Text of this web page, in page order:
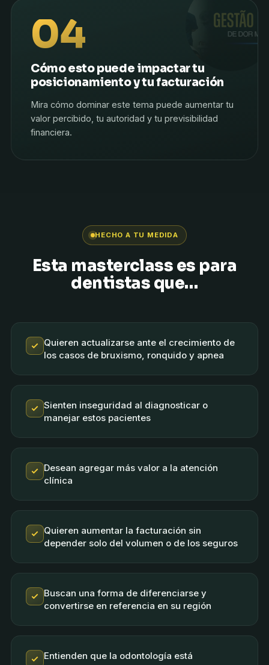
04
Cómo esto puede impactar tu
posicionamiento y tu facturación
Mira cómo dominar este tema puede aumentar tu
valor percibido, tu autoridad y tu previsibilidad
financiera.
HECHO A TU MEDIDA
Esta masterclass es para
dentistas que…
Quieren actualizarse ante el crecimiento de
los casos de bruxismo, ronquido y apnea
Sienten inseguridad al diagnosticar o
manejar estos pacientes
Desean agregar más valor a la atención
clínica
Quieren aumentar la facturación sin
depender solo del volumen o de los seguros
Buscan una forma de diferenciarse y
convertirse en referencia en su región
Entienden que la odontología está